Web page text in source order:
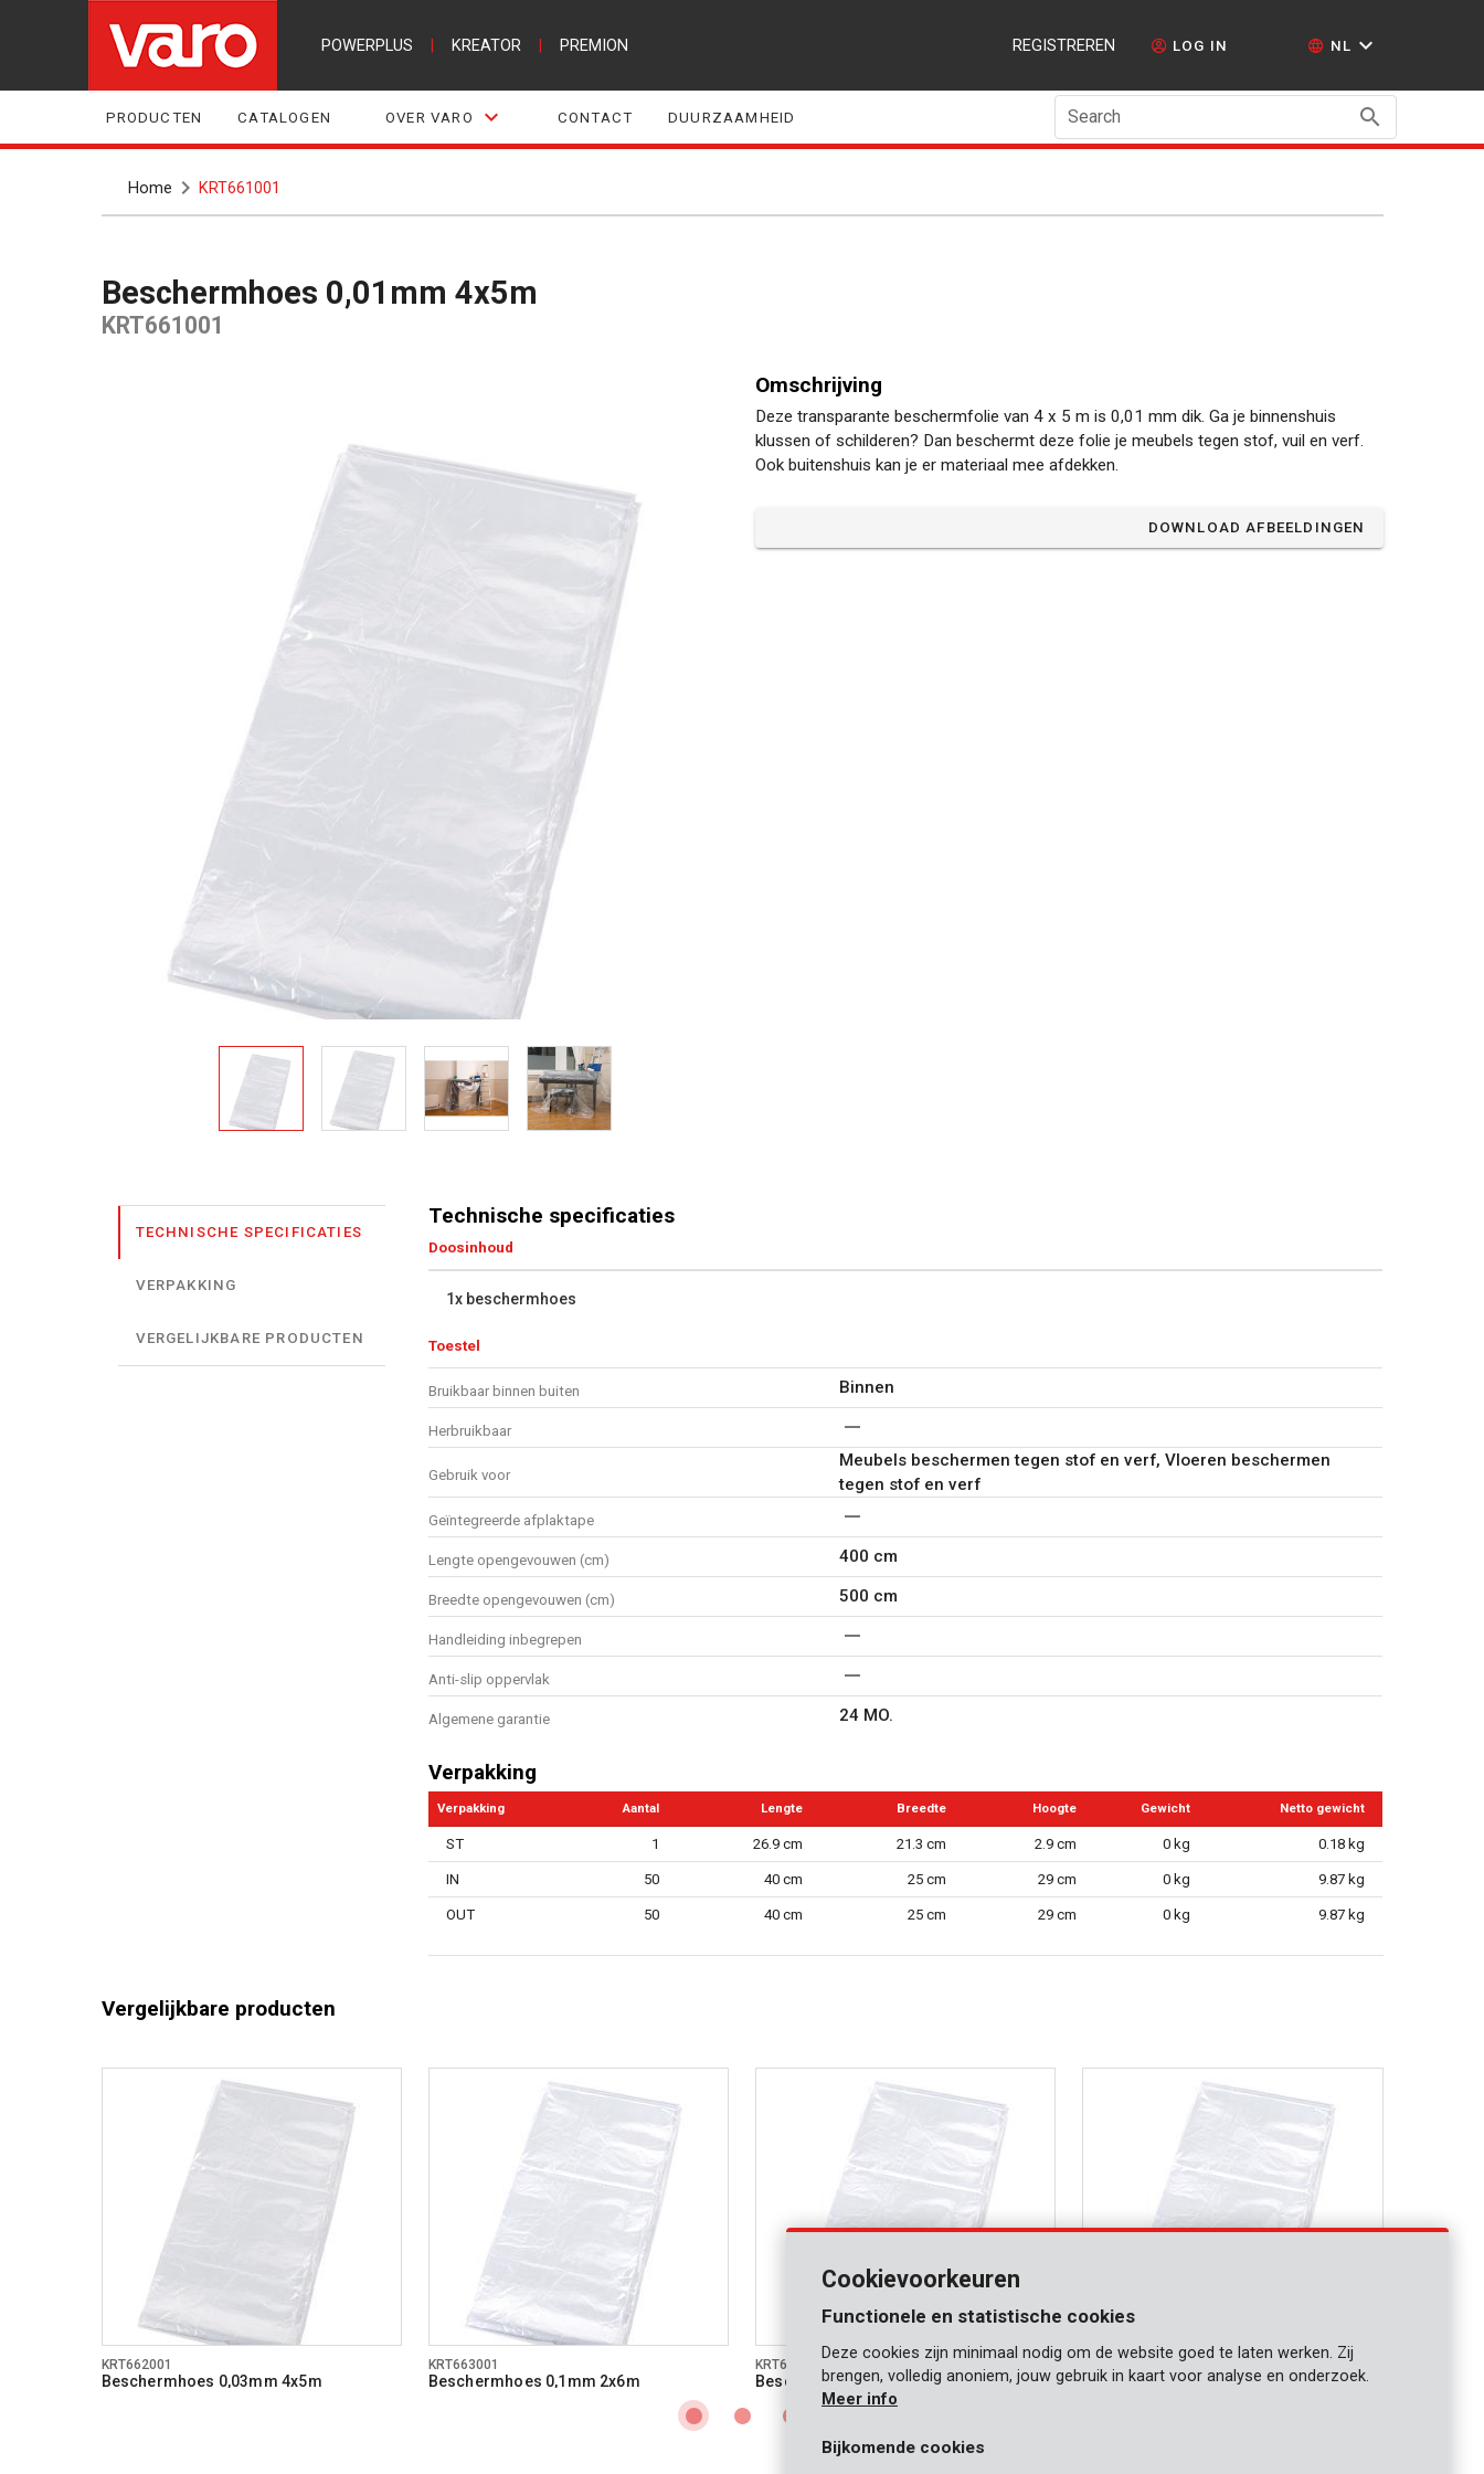
POWERPLUS KREATOR PREMION REGISTREREN LOG IN NL
PRODUCTEN CATALOGEN OVER VARO CONTACT DUURZAAMHEID Search
Home KRT661001
Beschermhoes 0,01mm 4x5m
KRT661001
Omschrijving
Deze transparante beschermfolie van 4 x 5 m is 0,01 mm dik. Ga je binnenshuis
klussen of schilderen? Dan beschermt deze folie je meubels tegen stof, vuil en verf.
Ook buitenshuis kan je er materiaal mee afdekken.
DOWNLOAD AFBEELDINGEN
TECHNISCHE SPECIFICATIES
VERPAKKING
VERGELIJKBARE PRODUCTEN
Technische specificaties
Doosinhoud
1x beschermhoes
Toestel
Bruikbaar binnen buiten Binnen
Herbruikbaar
Gebruik voor
Meubels beschermen tegen stof en verf, Vloeren beschermen
tegen stof en verf
Geïntegreerde afplaktape
Lengte opengevouwen (cm) 400 cm
Breedte opengevouwen (cm) 500 cm
Handleiding inbegrepen
Anti-slip oppervlak
Algemene garantie 24 MO.
Verpakking
Verpakking Aantal Lengte Breedte Hoogte Gewicht Netto gewicht
ST 1 26.9 cm 21.3 cm 2.9 cm 0 kg 0.18 kg
IN 50 40 cm 25 cm 29 cm 0 kg 9.87 kg
OUT 50 40 cm 25 cm 29 cm 0 kg 9.87 kg
Vergelijkbare producten
KRT662001
Beschermhoes 0,03mm 4x5m
KRT663001
Beschermhoes 0,1mm 2x6m
KRT663002
Beschermhoes 0,1mm 3x6m Beschermhoes 0,1mm 4x6m
Cookievoorkeuren
Functionele en statistische cookies
Deze cookies zijn minimaal nodig om de website goed te laten werken. Zij
brengen, volledig anoniem, jouw gebruik in kaart voor analyse en onderzoek.
Meer info
Bijkomende cookies